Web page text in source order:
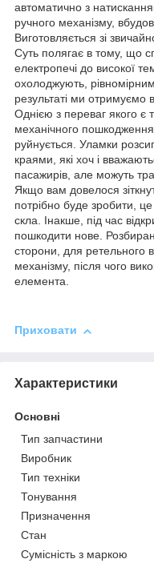
автоматично з
ручного механізму,
Виготовляється зі
Суть полягає в тому, що
електропечі до високої
охолоджують,
результаті ми отримуємо
Однією з переваг якого
механічного пошкодження
руйнується. Уламки
краями, які хоч і
пасажирів, але можуть
Якщо вам довелося
потрібно буде зробити,
скла. Інакше, під час
пошкодити нове.
сторони, для ретельного
механізму, після чого
елемента.
Приховати
Характеристики
Основні
Тип запчастини
Виробник
Тип техніки
Тонування
Призначення
Стан
Сумісність з маркою